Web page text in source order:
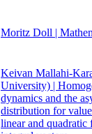
Moritz Doll |
Keivan Mallahi-
University) |
dynamics and the
distribution for
linear and quadratic